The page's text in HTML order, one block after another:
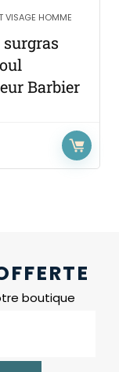
VISAGE HOMME
Barbier
boutique